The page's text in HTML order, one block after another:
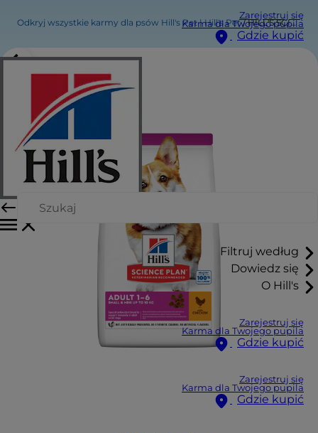
Zarejestruj się
Karma dla Twojego pupila
Gdzie kupić
Filtruj według
Dowiedz się
O Hill's
Zarejestruj się
Karma dla Twojego pupila
Gdzie kupić
Zarejestruj się
Karma dla Twojego pupila
Gdzie kupić
Odkryj wszystkie karmy dla psów Hill's Pet | Hill's Pet HILL'S SCIENCE PLAN Adult Small & Mini Sucha karma dla psów z kurczakiem